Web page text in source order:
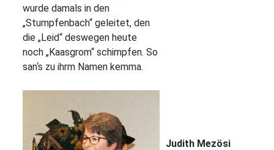
wurde damals in den
„Stumpfenbach“ geleitet, den
die „Leid“ deswegen heute
noch „Kaasgrom“ schimpfen. So
san‘s zu ihrm Namen kemma.
Judith Mezösi